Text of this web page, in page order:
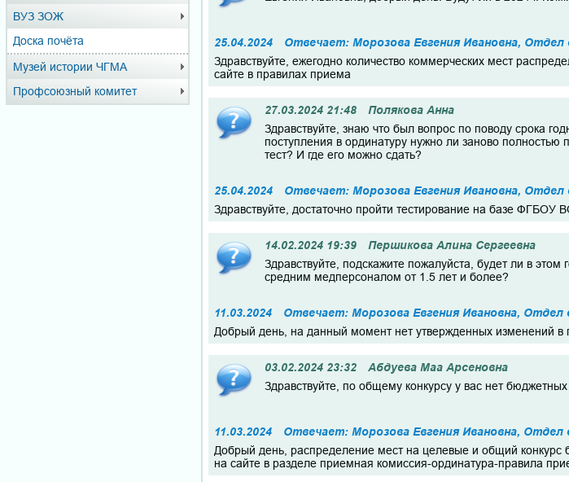
ВУЗ ЗОЖ
Доска почёта
Музей истории ЧГМА
Профсоюзный комитет
25.04.2024
Отвечает: Морозова Евгения Ивановна,
Здравствуйте, ежегодно количество коммерческих мест
сайте в правилах приема
27.03.2024 21:48
Полякова Анна
Здравствуйте, знаю что был вопрос по поводу срока
поступления в ординатуру нужно ли заново полностью
тест? И где его можно сдать?
25.04.2024
Отвечает: Морозова Евгения Ивановна,
Здравствуйте, достаточно пройти тестирование на базе
14.02.2024 19:39
Першикова Алина Сергеевна
Здравствуйте, подскажите пожалуйста, будет ли в
средним медперсоналом от 1.5 лет и более?
11.03.2024
Отвечает: Морозова Евгения Ивановна,
Добрый день, на данный момент нет утвержденных изменений в
03.02.2024 23:32
Абдуева Маа Арсеновна
Здравствуйте, по общему конкурсу у вас нет
11.03.2024
Отвечает: Морозова Евгения Ивановна,
Добрый день, распределение мест на целевые и общий
на сайте в разделе приемная комиссия-ординатура-правила